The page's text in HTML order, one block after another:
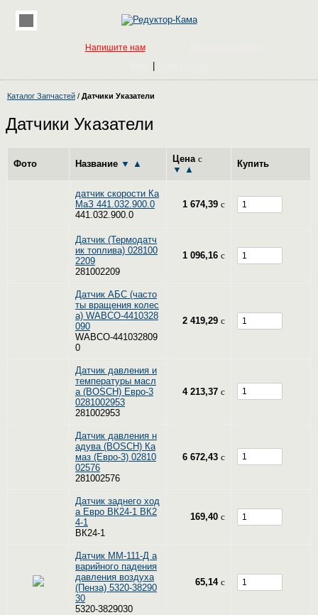
Напишите нам
Каталог Запчастей / Датчики Указатели
Датчики Указатели
Фото Название ▼ ▲ Цена c
▼ ▲
Купить
датчик скорости Ка
МаЗ 441.032.900.0
441.032.900.0
1 674,39 c
Датчик (Термодатч
ик топлива) 028100
2209
281002209
1 096,16 c
Датчик АБС (часто
ты вращения колес
а) WABCO-4410328
090
WABCO-441032809
0
2 419,29 c
Датчик давления и
температуры масл
а (BОSCH) Евро-3
0281002953
281002953
4 213,37 c
Датчик давления н
адува (BОSCH) Ка
маз (Евро-3) 02810
02576
281002576
6 672,43 c
Датчик заднего ход
а Евро ВК24-1 ВК2
4-1
ВК24-1
169,40 c
Датчик ММ-111-Д а
варийного падения
давления воздуха
(Пенза) 5320-38290
30
5320-3829030
65,14 c